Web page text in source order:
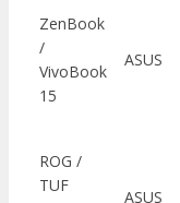
ZenBook
/
VivoBook
15
ASUS
ROG /
TUF
ASUS